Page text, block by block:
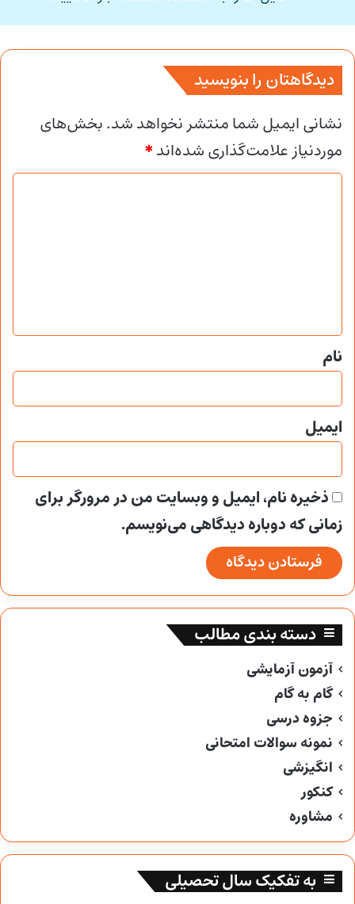
دیدگاهتان را بنویسید
نشانی ایمیل شما منتشر نخواهد شد.بخش‌های
موردنیاز علامت‌گذاری شده‌اند*
*
نام
ایمیل
ذخیره نام، ایمیل و وبسایت من در مرورگر برای
زمانی که دوباره دیدگاهی می‌نویسم.
دسته بندی مطالب
آزمون آزمایشی
گام به گام
جزوه درسی
نمونه سوالات امتحانی
انگیزشی
کنکور
مشاوره
به تفکیک سال تحصیلی